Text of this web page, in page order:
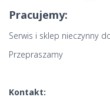
wpisów
Pracujemy:
Serwis i sklep nieczynny
Przepraszamy
Kontakt: